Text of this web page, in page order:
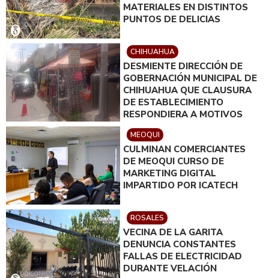
MATERIALES EN DISTINTOS
PUNTOS DE DELICIAS
CHIHUAHUA
DESMIENTE DIRECCIÓN DE
GOBERNACIÓN MUNICIPAL DE
CHIHUAHUA QUE CLAUSURA
DE ESTABLECIMIENTO
RESPONDIERA A MOTIVOS
POLÍTICOS
MEOQUI
CULMINAN COMERCIANTES
DE MEOQUI CURSO DE
MARKETING DIGITAL
IMPARTIDO POR ICATECH
ROSALES
VECINA DE LA GARITA
DENUNCIA CONSTANTES
FALLAS DE ELECTRICIDAD
DURANTE VELACIÓN